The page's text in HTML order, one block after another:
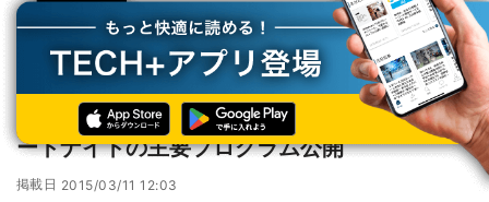
TECH+ テクノロジー
ものづくり
ライゾマによるアートトラック等、六本木アートナイトの主要プログラム公開
ライゾマによるアートトラック等、六本木ア
ートナイトの主要プログラム公開
掲載日 2015/03/11 12:03